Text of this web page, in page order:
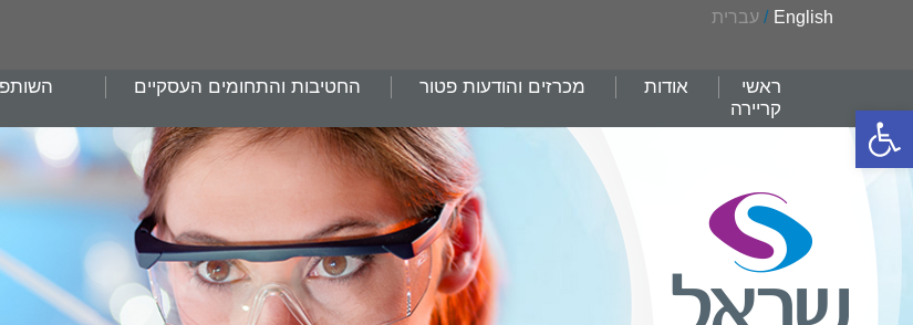
פתח סרגל נגישות
English
/ עברית
ראשי אודות מכרזים והודעות פטור החטיבות והתחומים העסקיים
קריירה